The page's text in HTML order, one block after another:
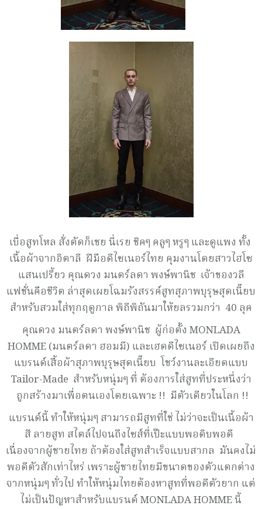
เบื่อสูทโหล สั่งตัดก็เชย นี่เรย ชิคๆ คลูๆ หรูๆ และดูแพง ทั้ง
เนื้อผ้าจากอิตาลี ฝีมือดีไซเนอร์ไทย คุมงานโดยสาวไฮโซ
แสนเปรี้ยว คุณดวง มนตร์ลดา พงษ์พานิช เจ้าของวลี
แฟชั่นคือชีวิต ล่าสุดเผยโฉมรังสรรค์สูทสุภาพบุรุษสุดเนี๊ยบ
สำหรับสวมใส่ทุกฤดูกาล พิถีพิถันมาให้ยลรวมกว่า 40 ลุค
คุณดวง มนตร์ลดา พงษ์พานิช ผู้ก่อตั้ง MONLADA
HOMME (มนตร์ลดา ฮอมมี) และเฮดดีไซเนอร์ เปิดเผยถึง
แบรนด์เสื้อผ้าสุภาพบุรุษสุดเนี๊ยบ โชว์งานละเอียดแบบ
Tailor-Made สำหรับหนุ่มๆ ที่ ต้องการใส่สูทที่ประหนึ่งว่า
ถูกสร้างมาเพื่อตนเองโดยเฉพาะ !! มีตัวเดียวในโลก !!
แบรนด์นี้ ทำให้หนุ่มๆ สามารถมีสูทที่ใช่ ไม่ว่าจะเป็นเนื้อผ้า
สี ลายสูท สไตล์ไปจนถึงไซส์ที่เป๊ะแบบพอดิบพอดี
เนื่องจากผู้ชายไทย ถ้าต้องใส่สูทสำเร็จแบบสากล มันคงไม่
พอดีตัวสักเท่าไหร่ เพราะผู้ชายไทยมีขนาดของตัวแตกต่าง
จากหนุ่มๆ ทั่วไป ทำให้หนุ่มไทยต้องหาสูทที่พอดีตัวยาก แต่
ไม่เป็นปัญหาสำหรับแบรนด์ MONLADA HOMME นี้